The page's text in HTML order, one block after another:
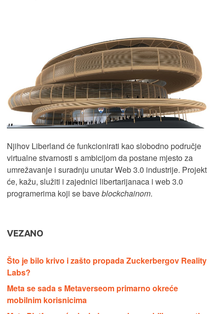
Njihov Liberland će funkcionirati kao slobodno područje
virtualne stvarnosti s ambicijom da postane mjesto za
umrežavanje i suradnju unutar Web 3.0 industrije. Projekt
će, kažu, služiti i zajednici libertarijanaca i web 3.0
programerima koji se baveblockchainom.
VEZANO
Što je bilo krivo i zašto propada Zuckerbergov Reality
Labs?
Meta se sada s Metaverseom primarno okreće
mobilnim korisnicima